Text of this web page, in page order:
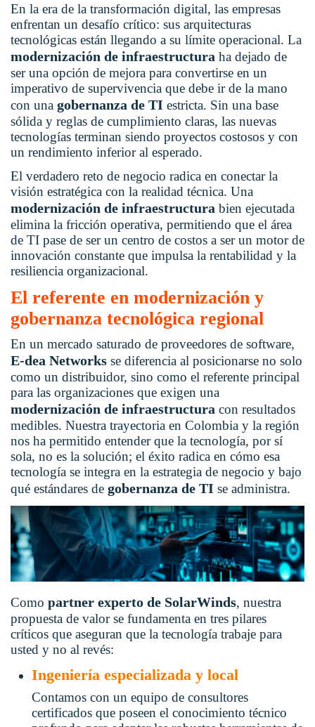
En la era de la transformación digital, las empresas
enfrentan un desafío crítico: sus arquitecturas
tecnológicas están llegando a su límite operacional. La
modernización de infraestructura ha dejado de
ser una opción de mejora para convertirse en un
imperativo de supervivencia que debe ir de la mano
con una gobernanza de TI estricta. Sin una base
sólida y reglas de cumplimiento claras, las nuevas
tecnologías terminan siendo proyectos costosos y con
un rendimiento inferior al esperado.
El verdadero reto de negocio radica en conectar la
visión estratégica con la realidad técnica. Una
modernización de infraestructura bien ejecutada
elimina la fricción operativa, permitiendo que el área
de TI pase de ser un centro de costos a ser un motor de
innovación constante que impulsa la rentabilidad y la
resiliencia organizacional.
El referente en modernización y
gobernanza tecnológica regional
En un mercado saturado de proveedores de software,
E-dea Networks se diferencia al posicionarse no solo
como un distribuidor, sino como el referente principal
para las organizaciones que exigen una
modernización de infraestructura con resultados
medibles. Nuestra trayectoria en Colombia y la región
nos ha permitido entender que la tecnología, por sí
sola, no es la solución; el éxito radica en cómo esa
tecnología se integra en la estrategia de negocio y bajo
qué estándares de gobernanza de TI se administra.
Como partner experto de SolarWinds, nuestra
propuesta de valor se fundamenta en tres pilares
críticos que aseguran que la tecnología trabaje para
usted y no al revés:
Ingeniería especializada y local
Contamos con un equipo de consultores
certificados que poseen el conocimiento técnico